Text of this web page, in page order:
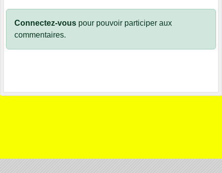
Connectez-vous pour pouvoir participer aux
commentaires.